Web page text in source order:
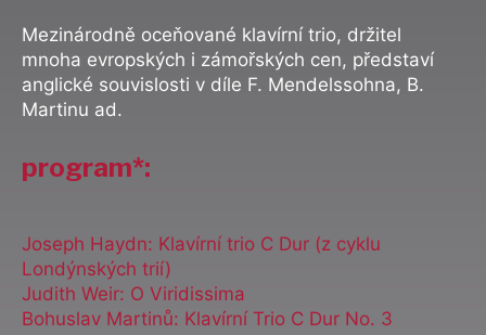
Mezinárodně oceňované klavírní trio, držitel
mnoha evropských i zámořských cen, představí
anglické souvislosti v díle F. Mendelssohna, B.
Martinu ad.
program*:
Joseph Haydn: Klavírní trio C Dur (z cyklu
Londýnských trií)
Judith Weir: O Viridissima
Bohuslav Martinů: Klavírní Trio C Dur No. 3